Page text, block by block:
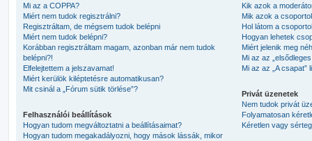
Mi az a COPPA?
Miért nem tudok regisztrálni?
Regisztráltam, de mégsem tudok belépni
Miért nem tudok belépni?
Korábban regisztráltam magam, azonban már nem tudok
belépni?!
Elfelejtettem a jelszavamat!
Miért kerülök kiléptetésre automatikusan?
Mit csinál a „Fórum sütik törlése”?
Felhasználói beállítások
Hogyan tudom megváltoztatni a beállításaimat?
Hogyan tudom megakadályozni, hogy mások lássák, mikor
Kik azok a
Mik azok a
Hol látom a
Hogyan lehetek
Miért jelenik meg
Mi az az
Mi az az „A csapat”
Privát üzenetek
Nem tudok privát
Folyamatosan
Kéretlen vagy